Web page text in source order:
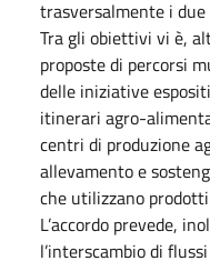
trasversalmente i
Tra gli obiettivi vi è,
proposte di percorsi
delle iniziative
itinerari agro-
centri di produzione
allevamento e
che utilizzano
L’accordo prevede,
l’interscambio di